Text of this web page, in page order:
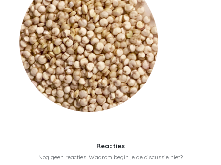
Reacties
Nog geen reacties. Waarom begin je de discussie niet?